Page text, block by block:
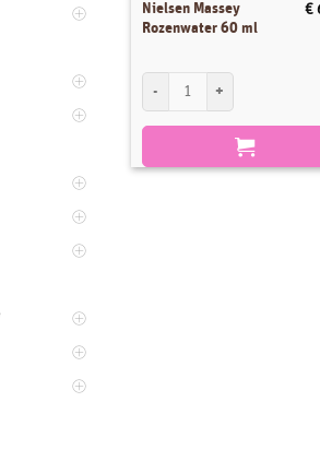
Nielsen Massey
Rozenwater 60 ml
€